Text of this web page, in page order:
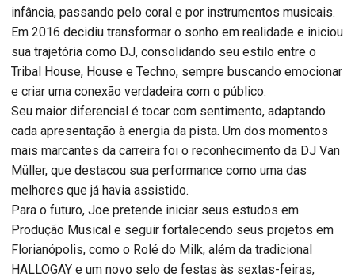
infância, passando pelo coral e por instrumentos musicais.
Em 2016 decidiu transformar o sonho em realidade e iniciou
sua trajetória como DJ, consolidando seu estilo entre o
Tribal House, House e Techno, sempre buscando emocionar
e criar uma conexão verdadeira com o público.
Seu maior diferencial é tocar com sentimento, adaptando
cada apresentação à energia da pista. Um dos momentos
mais marcantes da carreira foi o reconhecimento da DJ Van
Müller, que destacou sua performance como uma das
melhores que já havia assistido.
Para o futuro, Joe pretende iniciar seus estudos em
Produção Musical e seguir fortalecendo seus projetos em
Florianópolis, como o Rolé do Milk, além da tradicional
HALLOGAY e um novo selo de festas às sextas-feiras,